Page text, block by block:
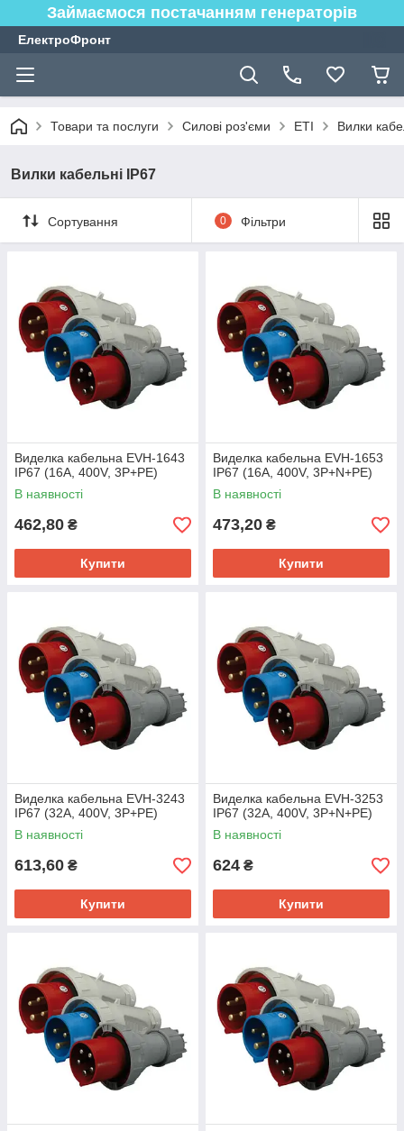
Займаємося постачанням генераторів
ЕлектроФронт
Товари та послуги Силові роз'єми ETI Вилки
Вилки кабельні IP67
Сортування 0 Фільтри
Виделка кабельна EVH-1643
IP67 (16A, 400V, 3P+PE)
В наявності
462,80 ₴
Купити
Виделка кабельна EVH-1653
IP67 (16A, 400V, 3P+N+PE)
В наявності
473,20 ₴
Купити
Виделка кабельна EVH-3243
IP67 (32A, 400V, 3P+PE)
В наявності
613,60 ₴
Купити
Виделка кабельна EVH-3253
IP67 (32A, 400V, 3P+N+PE)
В наявності
624 ₴
Купити